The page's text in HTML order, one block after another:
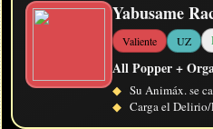
Yabusame
Valiente UZ
All Popper +
◆ Su Animáx. se
◆ Carga el Delirio/